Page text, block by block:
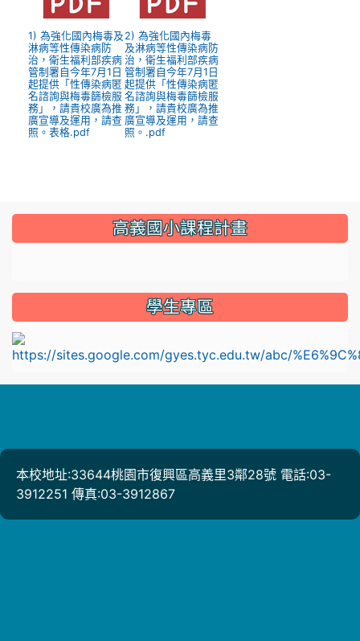
1) 為強化國內梅毒及
淋病等性傳染病防
治，衛生福利部疾病
管制署自今年7月1日
起提供「性傳染病匿
名諮詢與梅毒篩檢服
務」，請貴校廣為推
廣宣導及運用，請查
照。表格.pdf
2) 為強化國內梅毒
及淋病等性傳染病防
治，衛生福利部疾病
管制署自今年7月1日
起提供「性傳染病匿
名諮詢與梅毒篩檢服
務」，請貴校廣為推
廣宣導及運用，請查
照。.pdf
::: 高義國小課程計畫
學生專區
本校地址:33644桃園市復興區高義里3鄰28號 電話:03-
3912251 傳真:03-3912867